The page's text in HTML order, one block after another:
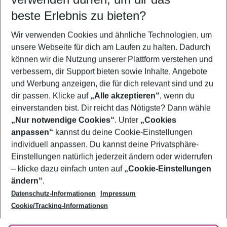
5-8 Nächte
2 Erwachsene Keine Kinder
Mehr Filter anzeigen
Footer
Footer navigation
Über uns
AGB
Bestpreisgarantie
Cookie-Einstellungen ändern
Cookie-Richtlinie
Agenturbetreuung
Barrierefreies Reisen
Folge uns
beste Erlebnis zu bieten?
Wir verwenden Cookies und ähnliche Technologien, um
unsere Webseite für dich am Laufen zu halten. Dadurch
können wir die Nutzung unserer Plattform verstehen und
verbessern, dir Support bieten sowie Inhalte, Angebote
und Werbung anzeigen, die für dich relevant sind und zu
dir passen. Klicke auf „Alle akzeptieren“, wenn du
einverstanden bist. Dir reicht das Nötigste? Dann wähle
„Nur notwendige Cookies“. Unter „Cookies
anpassen“ kannst du deine Cookie-Einstellungen
individuell anpassen. Du kannst deine Privatsphäre-
Einstellungen natürlich jederzeit ändern oder widerrufen
– klicke dazu einfach unten auf „Cookie-Einstellungen
ändern“.
Datenschutz-Informationen
Impressum
Cookie/Tracking-Informationen